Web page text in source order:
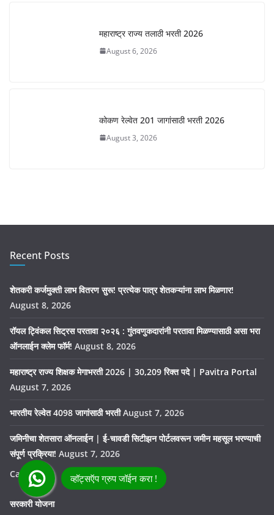
महाराष्ट्र राज्य तलाठी भरती 2026
August 6, 2026
कोकण रेल्वेत 201 जागांसाठी भरती 2026
August 3, 2026
Recent Posts
शेतकरी कर्जमुक्ती लाभ वितरण सुरू! प्रत्येक पात्र शेतकऱ्यांना लाभ मिळणार!
August 8, 2026
रॉयल ट्विंकल सिट्रस परतावा २०२६ : गुंतवणुकदारांनी परतावा मिळण्यासाठी असा भरा
ऑनलाईन क्लेम फॉर्म! August 8, 2026
महाराष्ट्र राज्य शिक्षक मेगाभरती 2026 | 30,209 रिक्त पदे | Pavitra Portal
August 7, 2026
भारतीय रेल्वेत 4098 जागांसाठी भरती August 7, 2026
जमिनीचा शेतसारा ऑनलाईन | ई-चावडी सिटीझन पोर्टलवरून जमीन महसूल भरण्याची
संपूर्ण प्रक्रिया! August 7, 2026
Categories
सरकारी योजना